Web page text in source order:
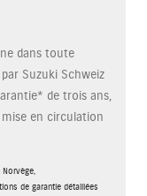
dans toute
Suzuki Schweiz
de trois ans,
en circulation
de garantie détaillées